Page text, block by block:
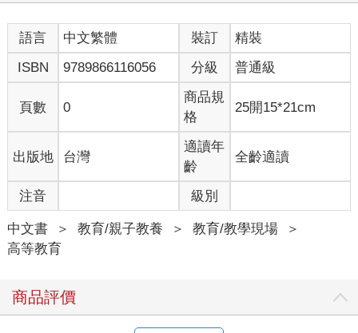
語言 中文繁體 裝訂
精裝
ISBN
9789866116056 分級 普通級
頁數 0
商品規
格
25開15*21cm
出版地 台灣
適讀年
齡
全齡適讀
注音 級別
中文書 ＞ 教育/親子教養 ＞ 教育/教學現場
＞
高等教育
商品評價